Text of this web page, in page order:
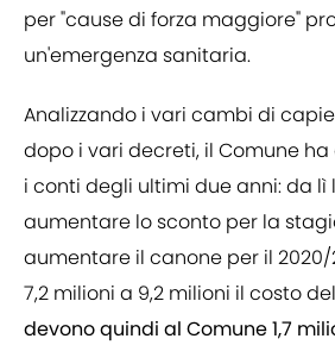
per "cause di forza maggiore"
un'emergenza sanitaria.
Analizzando i vari cambi di
dopo i vari decreti, il Comune
i conti degli ultimi due anni: da lì
aumentare lo sconto per la
aumentare il canone per il
7,2 milioni a 9,2 milioni il costo
devono quindi al Comune 1,7